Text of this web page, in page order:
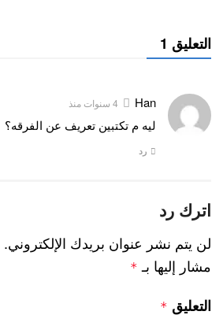
التعليق 1
Han 4 سنوات منذ
ليه م تكتبين تعريف عن الفرقه؟
رد
اترك رد
لن يتم نشر عنوان بريدك الإلكتروني.
مشار إليها بـ *
التعليق *